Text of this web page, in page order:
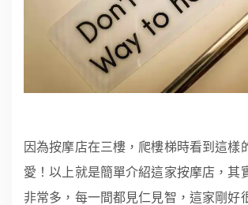
因為按摩店在三樓，爬樓梯時看到這樣
愛！以上就是簡單介紹這家按摩店，其
非常多，每一間都見仁見智，這家剛好